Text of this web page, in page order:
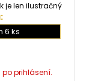
je len ilustračný
6 ks